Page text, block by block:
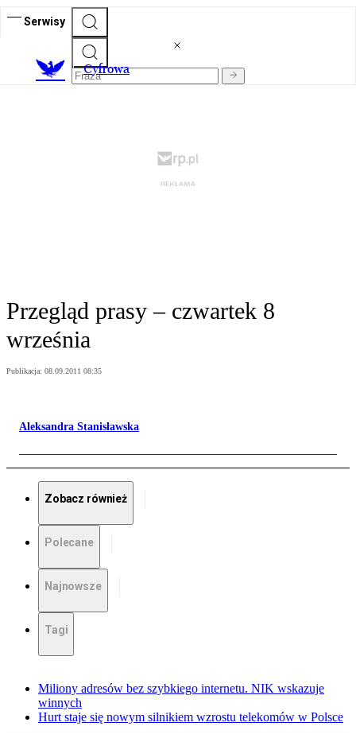
Serwisy
Cyfrowa
Przegląd prasy – czwartek 8
września
Publikacja: 08.09.2011 08:35
Aleksandra Stanisławska
Zobacz również
Polecane
Najnowsze
Tagi
Miliony adresów bez szybkiego internetu. NIK wskazuje
winnych
Hurt staje się nowym silnikiem wzrostu telekomów w Polsce